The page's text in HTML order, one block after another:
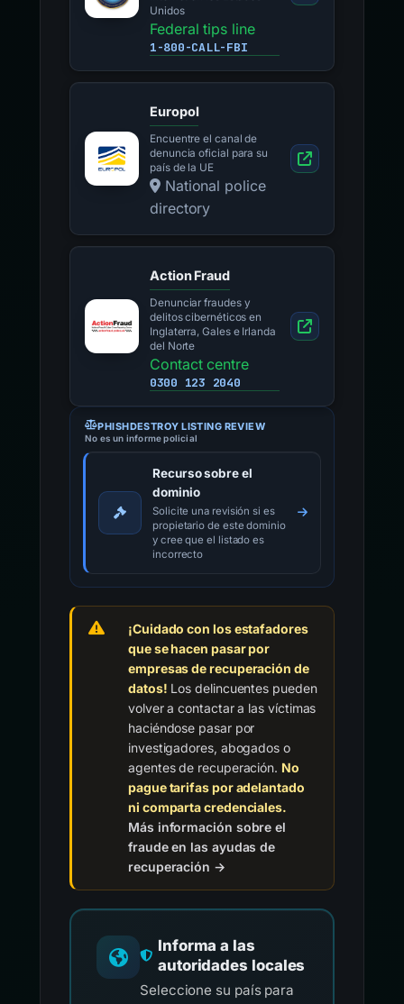
Unidos
Federal tips line
1-800-CALL-FBI
Europol
Encuentre el canal de
denuncia oficial para su
país de la UE
National police
directory
Action Fraud
Denunciar fraudes y
delitos cibernéticos en
Inglaterra, Gales e Irlanda
del Norte
Contact centre
0300 123 2040
PHISHDESTROY LISTING REVIEW
No es un informe policial
Recurso sobre el
dominio
Solicite una revisión si es
propietario de este dominio
y cree que el listado es
incorrecto
¡Cuidado con los estafadores
que se hacen pasar por
empresas de recuperación de
datos! Los delincuentes pueden
volver a contactar a las víctimas
haciéndose pasar por
investigadores, abogados o
agentes de recuperación. No
pague tarifas por adelantado
ni comparta credenciales.
Más información sobre el
fraude en las ayudas de
recuperación →
Informa a las
autoridades locales
Seleccione su país para